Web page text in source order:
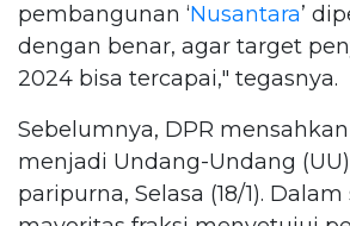
pembangunan ‘Nusantara’
dengan benar, agar target
2024 bisa tercapai," tegasnya.
Sebelumnya, DPR mensahkan
menjadi Undang-Undang
paripurna, Selasa (18/1).